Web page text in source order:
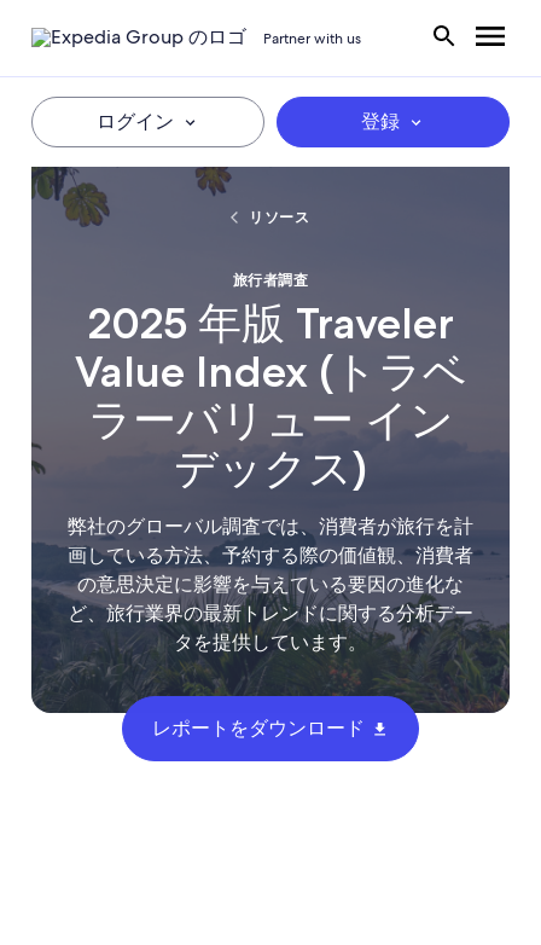
Partner with us
ログイン 登録
リソース
旅行者調査
2025 年版 Traveler
Value Index (トラベ
ラーバリュー イン
デックス)
弊社のグローバル調査では、消費者が旅行を計
画している方法、予約する際の価値観、消費者
の意思決定に影響を与えている要因の進化な
ど、旅行業界の最新トレンドに関する分析デー
タを提供しています。
レポートをダウンロード